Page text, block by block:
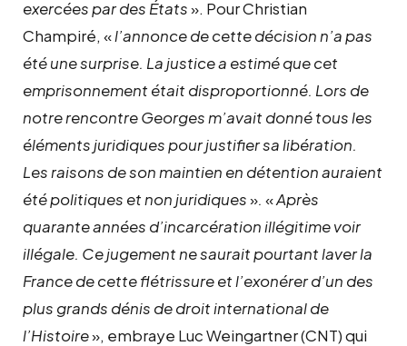
exercées par des États». Pour Christian
Champiré, «l’annonce de cette décision n’a pas
été une surprise. La justice a estimé que cet
emprisonnement était disproportionné. Lors de
notre rencontre Georges m’avait donné tous les
éléments juridiques pour justifier sa libération.
Les raisons de son maintien en détention auraient
été politiques et non juridiques». «Après
quarante années d’incarcération illégitime voir
illégale. Ce jugement ne saurait pourtant laver la
France de cette flétrissure et l’exonérer d’un des
plus grands dénis de droit international de
l’Histoire», embraye Luc Weingartner (CNT) qui